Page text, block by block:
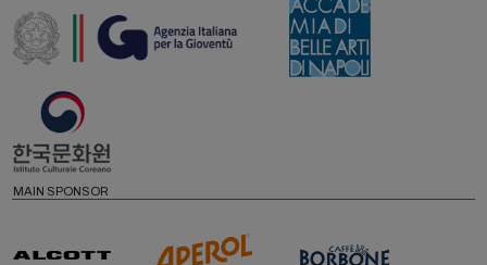
MAIN SPONSOR